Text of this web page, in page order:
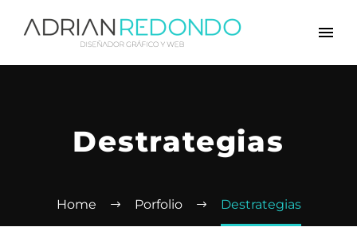
Destrategias
Home Porfolio Destrategias